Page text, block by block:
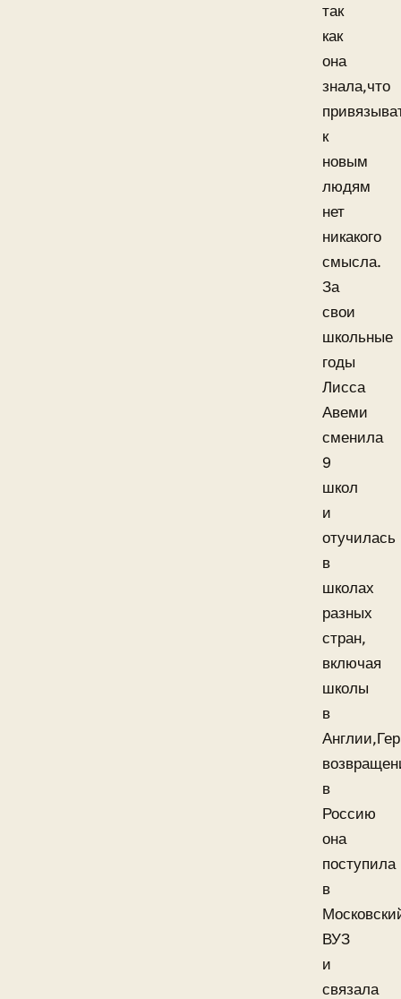
так
как
она
знала,что
к
новым
людям
нет
никакого
смысла.
За
свои
школьные
годы
Лисса
Авеми
сменила
9
школ
и
отучилась
в
школах
разных
стран,
включая
школы
в
в
Россию
она
поступила
в
ВУЗ
и
связала